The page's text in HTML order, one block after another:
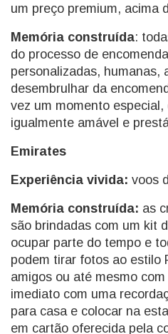
um preço premium, acima
Memória construída:
do processo de
personalizadas, humanas,
desembrulhar da
vez um momento
igualmente amável e
Emirates
Experiência vivida: voos
Memória construída: as
são brindadas com um kit
ocupar parte do tempo e
podem tirar fotos ao estilo
amigos ou até mesmo
imediato com uma
para casa e colocar na
em cartão oferecida pela